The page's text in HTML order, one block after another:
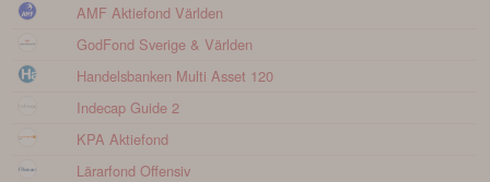
AMF Aktiefond Världen
GodFond Sverige & Världen
Handelsbanken Multi Asset 120
Indecap Guide 2
KPA Aktiefond
Lärarfond Offensiv